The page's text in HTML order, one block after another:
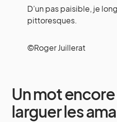
D’un pas paisible, je
pittoresques.
©Roger Juillerat
Un mot
larguer les